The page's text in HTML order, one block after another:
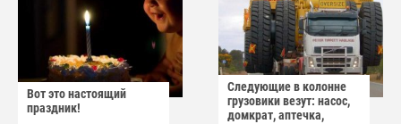
Вот это настоящий
праздник!
Следующие в колонне
грузовики везут: насос,
домкрат, аптечка,